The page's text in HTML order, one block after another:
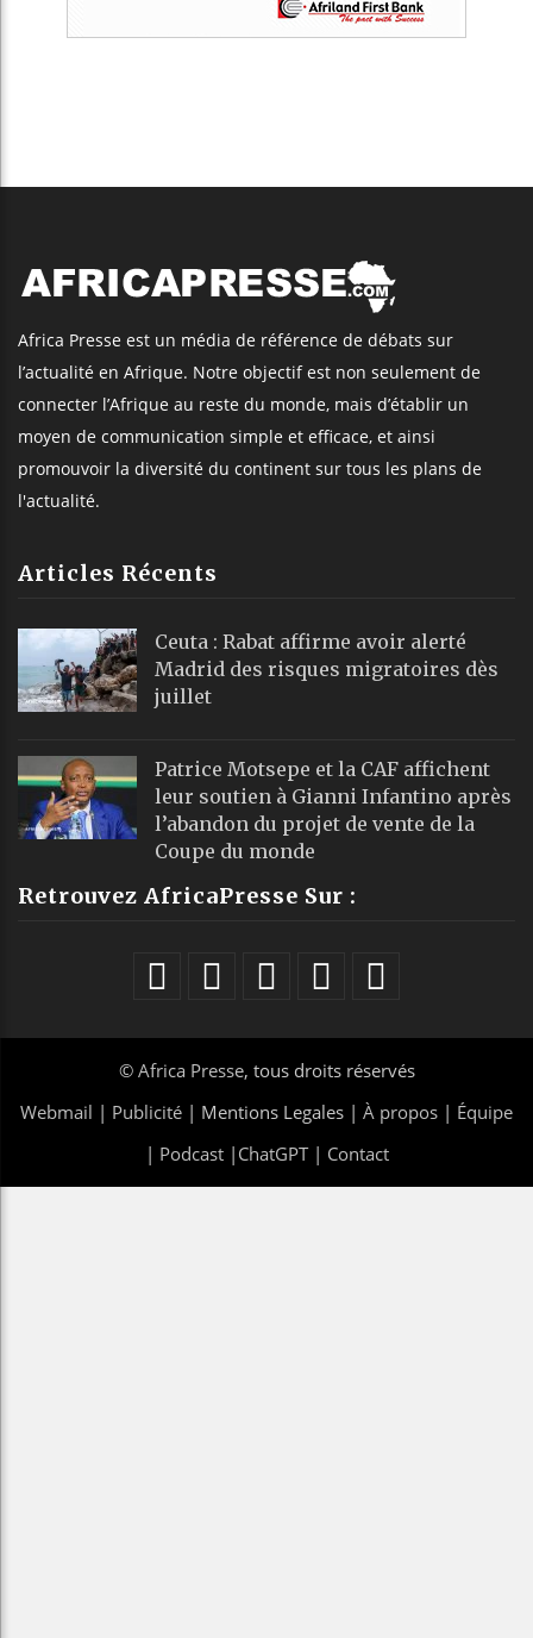
Africa Presse est un média de référence de débats sur
l’actualité en Afrique. Notre objectif est non seulement de
connecter l’Afrique au reste du monde, mais d’établir un
moyen de communication simple et efficace, et ainsi
promouvoir la diversité du continent sur tous les plans de
l'actualité.
Articles Récents
Ceuta : Rabat affirme avoir alerté
Madrid des risques migratoires dès
juillet
Patrice Motsepe et la CAF affichent
leur soutien à Gianni Infantino après
l’abandon du projet de vente de la
Coupe du monde
Retrouvez AfricaPresse Sur :
© Africa Presse, tous droits réservés
Webmail | Publicité | Mentions Legales | À propos | Équipe
| Podcast| ChatGPT| Contact